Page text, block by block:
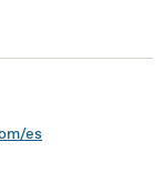
es